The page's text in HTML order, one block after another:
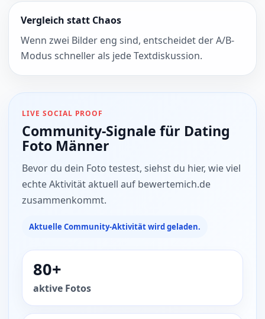
Vergleich statt Chaos
Wenn zwei Bilder eng sind, entscheidet der A/B-
Modus schneller als jede Textdiskussion.
LIVE SOCIAL PROOF
Community-Signale für Dating
Foto Männer
Bevor du dein Foto testest, siehst du hier, wie viel
echte Aktivität aktuell auf bewertemich.de
zusammenkommt.
Aktuelle Community-Aktivität wird geladen.
80+
aktive Fotos